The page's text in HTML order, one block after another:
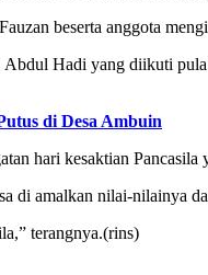
beserta anggota
Hadi yang diikuti
di Desa Ambuin
hari kesaktian
di amalkan nilai-nilainya
terangnya.(rins)